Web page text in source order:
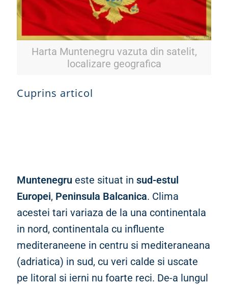
Harta Muntenegru vazuta din satelit,
localizare geografica
Cuprins articol
Muntenegru este situat in sud-estul
Europei, Peninsula Balcanica. Clima
acestei tari variaza de la una continentala
in nord, continentala cu influente
mediteraneene in centru si mediteraneana
(adriatica) in sud, cu veri calde si uscate
pe litoral si ierni nu foarte reci. De-a lungul